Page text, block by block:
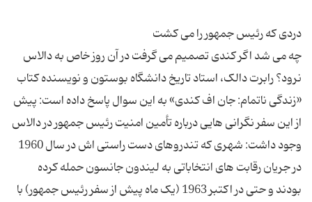
چه می شد اگر کندی تصمیم می گرفت در آن روز خاص به دالاس
نرود؟ رابرت دالک، استاد تاریخ دانشگاه بوستون و نویسنده کتاب
«زندگی ناتمام: جان اف کندی» به این سوال پاسخ داده است: پیش
از این سفر نگرانی هایی درباره تأمین امنیت رئیس جمهور در دالاس
وجود داشت: شهری که تندروهای دست راستی اش در سال 1960
در جریان رقابت های انتخاباتی به لیندون جانسون حمله کرده
بودند و حتی در اکتبر 1963 (یک ماه پیش از سفر رئیس جمهور) با